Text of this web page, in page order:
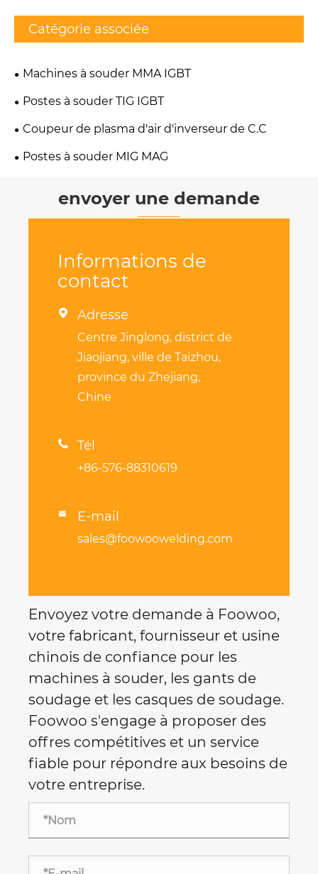
Catégorie associée
Machines à souder MMA IGBT
Postes à souder TIG IGBT
Coupeur de plasma d'air d'inverseur de C.C
Postes à souder MIG MAG
envoyer une demande
Informations de
contact
 Adresse
Centre Jinglong, district de
Jiaojiang, ville de Taizhou,
province du Zhejiang,
Chine
 Tél
+86-576-88310619
 E-mail
sales@foowoowelding.com
Envoyez votre demande à Foowoo,
votre fabricant, fournisseur et usine
chinois de confiance pour les
machines à souder, les gants de
soudage et les casques de soudage.
Foowoo s'engage à proposer des
offres compétitives et un service
fiable pour répondre aux besoins de
votre entreprise.